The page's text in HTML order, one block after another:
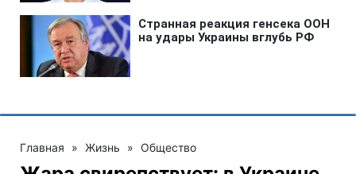
Главная » Жизнь » Общество